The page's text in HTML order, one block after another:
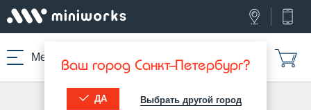
Меню Ваш город Санкт-Петербург?
ДА Выбрать другой город
МИНИВОРКС ПРО ПОДПЯТНИКИ /ПОДПЯТНИКИ